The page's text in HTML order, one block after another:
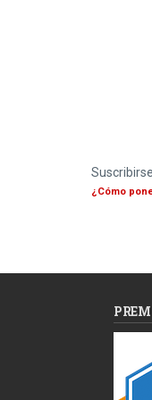
¿Cómo